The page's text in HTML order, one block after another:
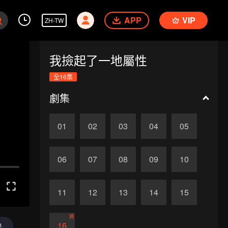
ZH-TW APP VIP
我撿起了一地屬性
全16集
劇集
01 02 03 04 05
06 07 08 09 10
11 12 13 14 15
16
終